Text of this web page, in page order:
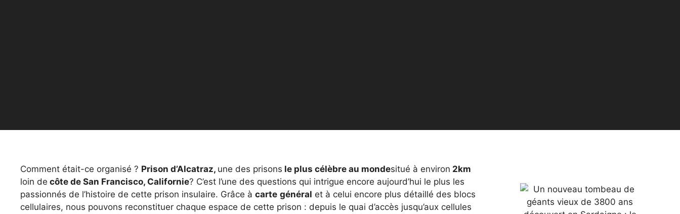
Comment était-ce organisé ? Prison d’Alcatraz, une des prisons le plus célèbre au mondesitué à environ 2km
loin de côte de San Francisco, Californie? C’est l’une des questions qui intrigue encore aujourd’hui le plus les
passionnés de l’histoire de cette prison insulaire. Grâce à carte général et à celui encore plus détaillé des blocs
cellulaires, nous pouvons reconstituer chaque espace de cette prison : depuis le quai d’accès jusqu’aux cellules